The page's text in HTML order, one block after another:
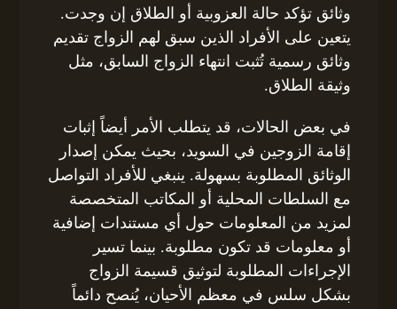
وثائق تؤكد حالة العزوبية أو الطلاق إن وجدت.
يتعين على الأفراد الذين سبق لهم الزواج تقديم
وثائق رسمية تُثبت انتهاء الزواج السابق، مثل
وثيقة الطلاق.
في بعض الحالات، قد يتطلب الأمر أيضاً إثبات
إقامة الزوجين في السويد، بحيث يمكن إصدار
الوثائق المطلوبة بسهولة. ينبغي للأفراد التواصل
مع السلطات المحلية أو المكاتب المتخصصة
لمزيد من المعلومات حول أي مستندات إضافية
أو معلومات قد تكون مطلوبة. بينما تسير
الإجراءات المطلوبة لتوثيق قسيمة الزواج
بشكل سلس في معظم الأحيان، يُنصح دائماً